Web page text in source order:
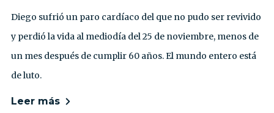
Diego sufrió un paro cardíaco del que no pudo ser revivido
y perdió la vida al mediodía del 25 de noviembre, menos de
un mes después de cumplir 60 años. El mundo entero está
de luto.
Leer más